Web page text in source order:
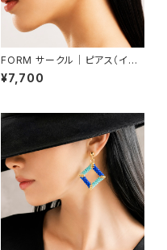
FORM サークル｜ピアス（イヤ
リング交換可）
¥7,700